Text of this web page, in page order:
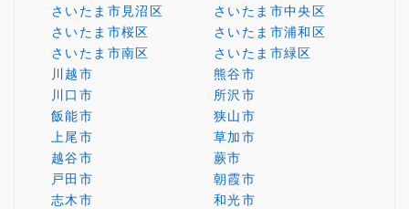
さいたま市見沼区
さいたま市中央区
さいたま市桜区
さいたま市浦和区
さいたま市南区
さいたま市緑区
川越市
熊谷市
川口市
所沢市
飯能市
狭山市
上尾市
草加市
越谷市
蕨市
戸田市
朝霞市
志木市
和光市